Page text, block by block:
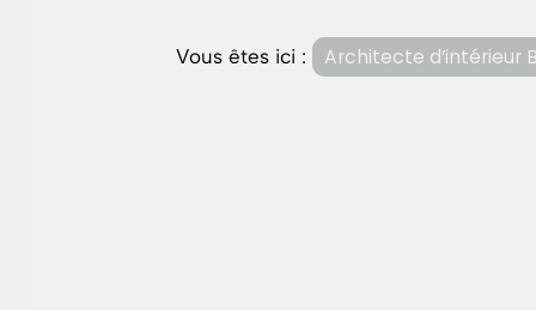
Vous êtes ici : Architecte d’intérieur